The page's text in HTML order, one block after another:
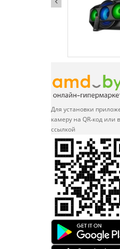
Для установки
камеру на QR‑код или
ссылкой